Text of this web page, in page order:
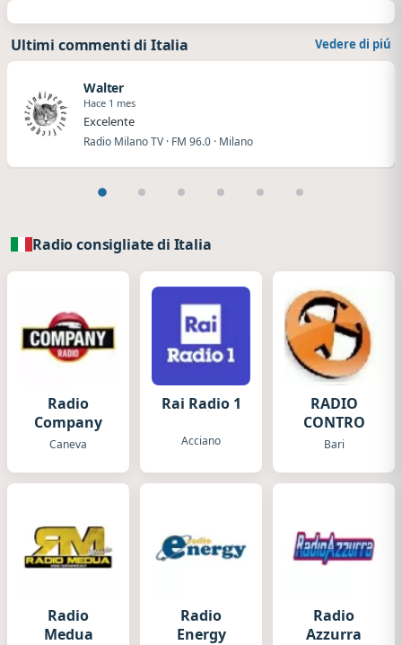
Ultimi commenti di Italia Vedere di piú
Walter
Hace 1 mes
Excelente
Radio Milano TV · FM 96.0 · Milano
Radio consigliate di Italia
Radio
Company
Caneva
Rai Radio 1
Acciano
RADIO
CONTRO
Bari
Radio
Medua
Radio
Energy
Radio
Azzurra